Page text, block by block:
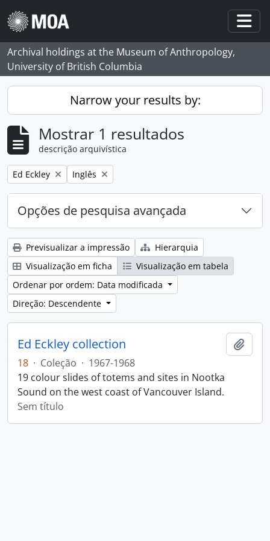
Skip to main content
Archival holdings at the Museum of Anthropology,
University of British Columbia
Narrow your results by:
Mostrar 1 resultados
descrição arquivística
Remove filter:
Ed Eckley Remove filter:
Inglês
Opções de pesquisa avançada
Previsualizar a impressão
Hierarquia
Visualização em ficha
Visualização em tabela
Ordenar por ordem: Data modificada
Direção: Descendente
Ed Eckley collection
18 · Coleção · 1967-1968
19 colour slides of totems and sites in Nootka
Sound on the west coast of Vancouver Island.
Sem título